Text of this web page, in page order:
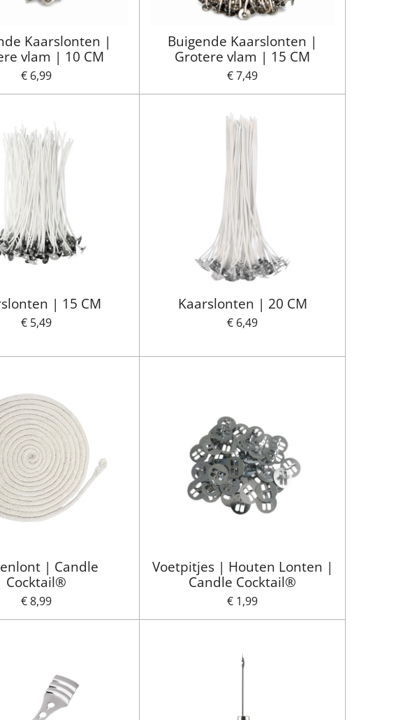
Kaarslonten |
vlam | 10 CM
€ 6,99
Buigende Kaarslonten |
Grotere vlam | 15 CM
€ 7,49
| 15 CM
€ 5,49
Kaarslonten | 20 CM
€ 6,49
| Candle
Cocktail®
€ 8,99
Voetpitjes | Houten Lonten |
Candle Cocktail®
€ 1,99